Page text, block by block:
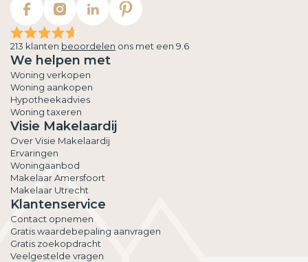
213 klanten beoordelen ons met een 9.6
We helpen met
Woning verkopen
Woning aankopen
Hypotheekadvies
Woning taxeren
Visie Makelaardij
Over Visie Makelaardij
Ervaringen
Woningaanbod
Makelaar Amersfoort
Makelaar Utrecht
Klantenservice
Contact opnemen
Gratis waardebepaling aanvragen
Gratis zoekopdracht
Veelgestelde vragen